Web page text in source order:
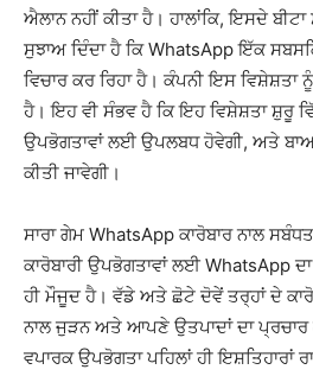
ਐਲਾਨ ਨਹੀਂ ਕੀਤਾ ਹੈ। ਹਾਲਾਂਕਿ, ਇਸਦੇ
ਸੁਝਾਅ ਦਿੰਦਾ ਹੈ ਕਿ WhatsApp ਇੱਕ
ਵਿਚਾਰ ਕਰ ਰਿਹਾ ਹੈ। ਕੰਪਨੀ ਇਸ ਵਿਸ਼ੇਸ਼ਤਾ
ਹੈ। ਇਹ ਵੀ ਸੰਭਵ ਹੈ ਕਿ ਇਹ ਵਿਸ਼ੇਸ਼ਤਾ ਸ਼ੁਰੂ
ਉਪਭੋਗਤਾਵਾਂ ਲਈ ਉਪਲਬਧ ਹੋਵੇਗੀ, ਅਤੇ
ਕੀਤੀ ਜਾਵੇਗੀ।
ਸਾਰਾ ਗੇਮ WhatsApp ਕਾਰੋਬਾਰ ਨਾਲ
ਕਾਰੋਬਾਰੀ ਉਪਭੋਗਤਾਵਾਂ ਲਈ WhatsApp
ਹੀ ਮੌਜੂਦ ਹੈ। ਵੱਡੇ ਅਤੇ ਛੋਟੇ ਦੋਵੇਂ ਤਰ੍ਹਾਂ ਦੇ
ਨਾਲ ਜੁੜਨ ਅਤੇ ਆਪਣੇ ਉਤਪਾਦਾਂ ਦਾ
ਵਪਾਰਕ ਉਪਭੋਗਤਾ ਪਹਿਲਾਂ ਹੀ ਇਸ਼ਤਿਹਾਰਾਂ